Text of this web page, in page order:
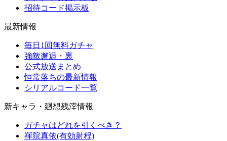
招待コード掲示板
最新情報
毎日1回無料ガチャ
強敵邂逅・裏
公式放送まとめ
恒常落ちの最新情報
シリアルコード一覧
新キャラ・廻想残滓情報
ガチャはどれを引くべき？
禪院真依(有効射程)